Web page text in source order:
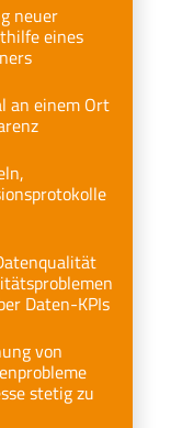
neuer
eines
an einem Ort
Daten-KPIs
von
stetig zu